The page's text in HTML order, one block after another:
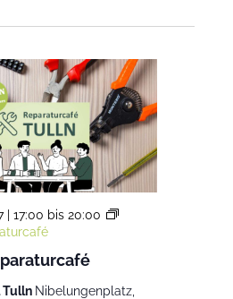
| 17:00 bis 20:00
Tulln Nibelungenplatz,